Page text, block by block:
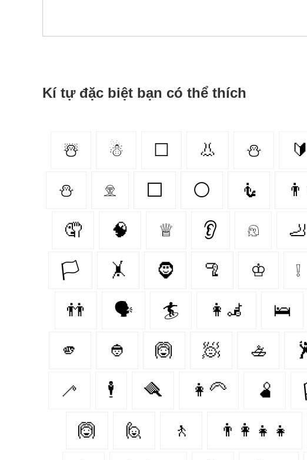
Kí tự đặc biệt bạn có thể thích
☃️ ☃ ☐ 👃 ⛄️ 🔰
⛄ 𓁷 ⬜ ⚪ 🧜
🤦 🧠 ♕ 👂 𓁶 🦶
🏳 🤸 🧔‍ 🦿 ♔ ❕
👬 🗣️ 🏄 👩‍🦼‍ 🛌
🫵 👲 🙆 🧖 🚣
🦯 🕴 🪮 👩‍🦳 🫄
🙆‍ 🙋 🚶‍ 👨‍👩‍👧‍👧